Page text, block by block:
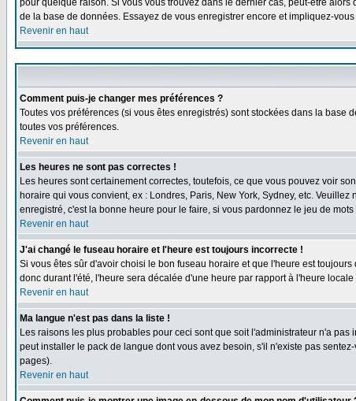
pour quelque raison. Si vous vous trouvez dans le dernier cas, peut-être
de la base de données. Essayez de vous enregistrer encore et impliquez-
Revenir en haut
Comment puis-je changer mes préférences ?
Toutes vos préférences (si vous êtes enregistrés) sont stockées dans la base
toutes vos préférences.
Revenir en haut
Les heures ne sont pas correctes !
Les heures sont certainement correctes, toutefois, ce que vous pouvez voir
horaire qui vous convient, ex : Londres, Paris, New York, Sydney, etc.
enregistré, c'est la bonne heure pour le faire, si vous pardonnez le jeu de mots
Revenir en haut
J'ai changé le fuseau horaire et l'heure est toujours incorrecte !
Si vous êtes sûr d'avoir choisi le bon fuseau horaire et que l'heure est
donc durant l'été, l'heure sera décalée d'une heure par rapport à l'heure locale
Revenir en haut
Ma langue n'est pas dans la liste !
Les raisons les plus probables pour ceci sont que soit l'administrateur n'a
peut installer le pack de langue dont vous avez besoin, s'il n'existe pas
pages).
Revenir en haut